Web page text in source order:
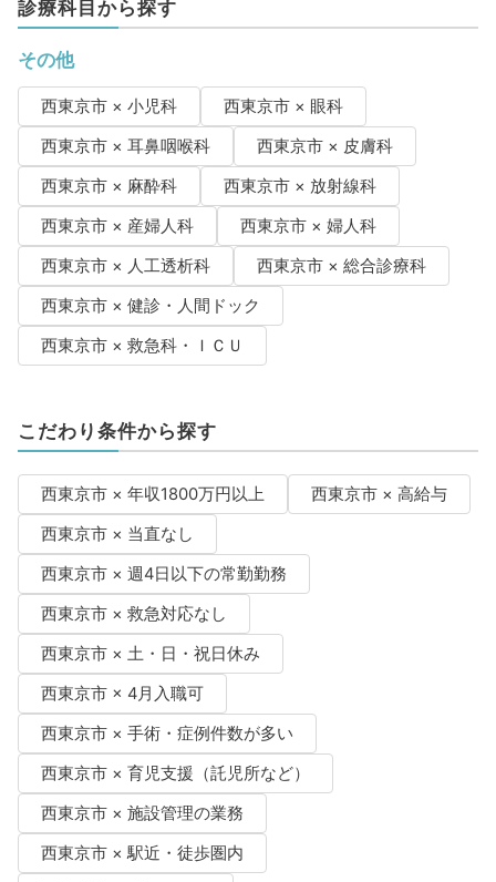
診療科目から探す
その他
西東京市 × 小児科
西東京市 × 眼科
西東京市 × 耳鼻咽喉科
西東京市 × 皮膚科
西東京市 × 麻酔科
西東京市 × 放射線科
西東京市 × 産婦人科
西東京市 × 婦人科
西東京市 × 人工透析科
西東京市 × 総合診療科
西東京市 × 健診・人間ドック
西東京市 × 救急科・ＩＣＵ
こだわり条件から探す
西東京市 × 年収1800万円以上
西東京市 × 高給与
西東京市 × 当直なし
西東京市 × 週4日以下の常勤勤務
西東京市 × 救急対応なし
西東京市 × 土・日・祝日休み
西東京市 × 4月入職可
西東京市 × 手術・症例件数が多い
西東京市 × 育児支援（託児所など）
西東京市 × 施設管理の業務
西東京市 × 駅近・徒歩圏内